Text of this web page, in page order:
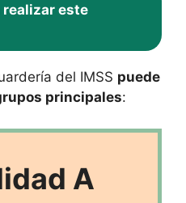
realizar este
del IMSS puede
principales:
A